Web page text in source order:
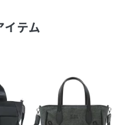
イテム